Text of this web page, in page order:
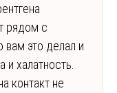
рядом с
вам это делал и
и халатность.
контакт не